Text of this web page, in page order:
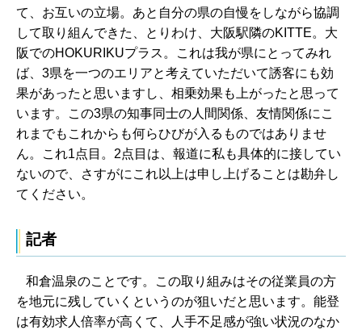
て、お互いの立場。あと自分の県の自慢をしながら協調
して取り組んできた、とりわけ、大阪駅隣のKITTE。大
阪でのHOKURIKUプラス。これは我が県にとってみれ
ば、3県を一つのエリアと考えていただいて誘客にも効
果があったと思いますし、相乗効果も上がったと思って
います。この3県の知事同士の人間関係、友情関係にこ
れまでもこれからも何らひびが入るものではありませ
ん。これ1点目。2点目は、報道に私も具体的に接してい
ないので、さすがにこれ以上は申し上げることは勘弁し
てください。
記者
和倉温泉のことです。この取り組みはその従業員の方
を地元に残していくというのが狙いだと思います。能登
は有効求人倍率が高くて、人手不足感が強い状況のなか